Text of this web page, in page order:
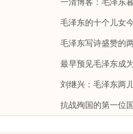
毛泽东的十个儿女
毛泽东写诗盛赞的
最早预见毛泽东成
刘继兴：毛泽东两
抗战殉国的第一位